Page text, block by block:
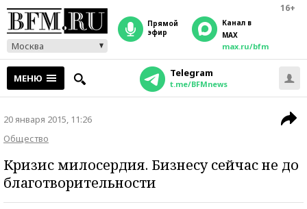
16+
Москва
прямой
эфир
Канал в
MAX
max.ru/bfm
МЕНЮ Telegram
t.me/BFMnews
20 января 2015, 11:26
Общество
Кризис милосердия. Бизнесу сейчас не до
благотворительности